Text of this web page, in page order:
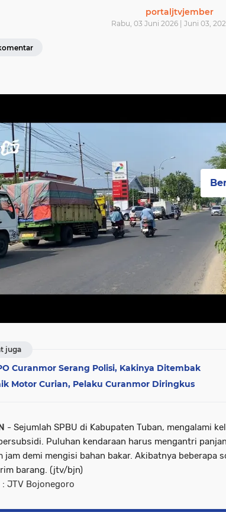
portaljtvjember
Rabu, 03 Juni 2026 | Juni 03,
juga
Curanmor Serang Polisi, Kakinya Ditembak
Motor Curian, Pelaku Curanmor Diringkus
- Sejumlah SPBU di Kabupaten Tuban, mengalami
Puluhan kendaraan harus mengantri
jam demi mengisi bahan bakar. Akibatnya beberapa
barang. (jtv/bjn)
JTV Bojonegoro